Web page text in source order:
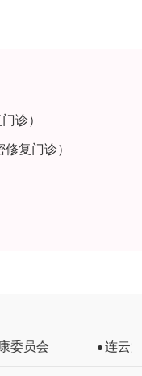
诊）
复门诊）
员会 连云港